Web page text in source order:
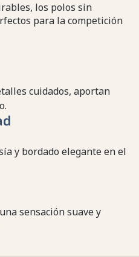
los polos sin
para la competición
cuidados, aportan
y bordado elegante en el
sensación suave y